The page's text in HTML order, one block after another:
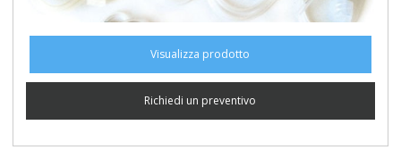
Visualizza prodotto
Richiedi un preventivo